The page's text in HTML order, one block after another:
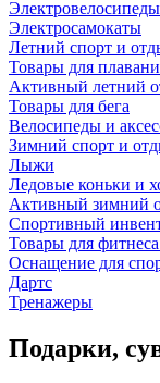
Электровелосипеды
Электросамокаты
Летний спорт и
Товары для
Активный летний
Товары для бега
Велосипеды и
Зимний спорт и
Лыжи
Ледовые коньки и
Активный зимний
Спортивный
Товары для
Оснащение для
Дартс
Тренажеры
Подарки,